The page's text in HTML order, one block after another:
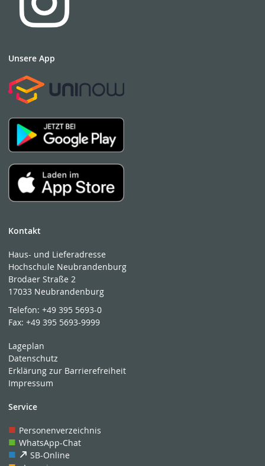
Unsere App
Kontakt
Haus- und Lieferadresse
Hochschule Neubrandenburg
Brodaer Straße 2
17033 Neubrandenburg
Telefon:+49 395 5693-0
Fax:+49 395 5693-9999
Lageplan
Datenschutz
Erklärung zur Barrierefreiheit
Impressum
Service
Personenverzeichnis
WhatsApp-Chat
SB-Online